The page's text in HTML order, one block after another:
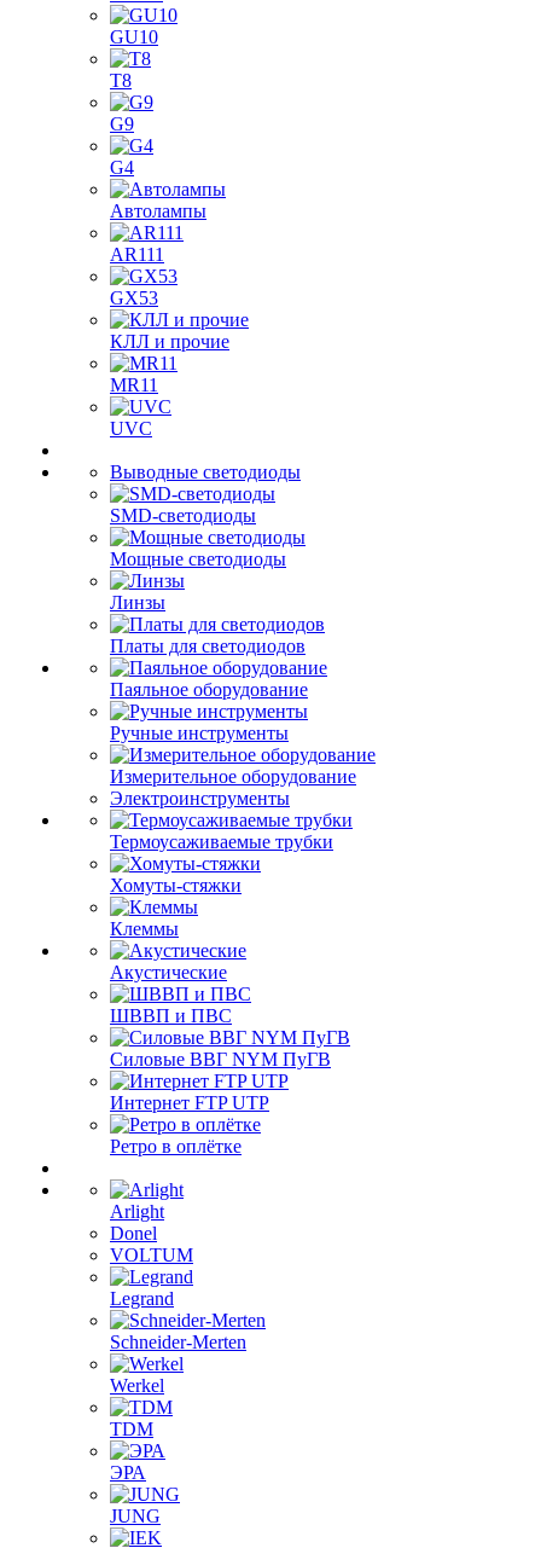
GU10
T8
G9
G4
Автолампы
AR111
GX53
КЛЛ и прочие
MR11
UVC
Выводные светодиоды
SMD-светодиоды
Мощные светодиоды
Линзы
Платы для светодиодов
Паяльное оборудование
Ручные инструменты
Измерительное оборудование
Электроинструменты
Термоусаживаемые трубки
Хомуты-стяжки
Клеммы
Акустические
ШВВП и ПВС
Силовые ВВГ NYM ПуГВ
Интернет FTP UTP
Ретро в оплётке
Arlight
Donel
VOLTUM
Legrand
Schneider-Merten
Werkel
TDM
ЭРА
JUNG